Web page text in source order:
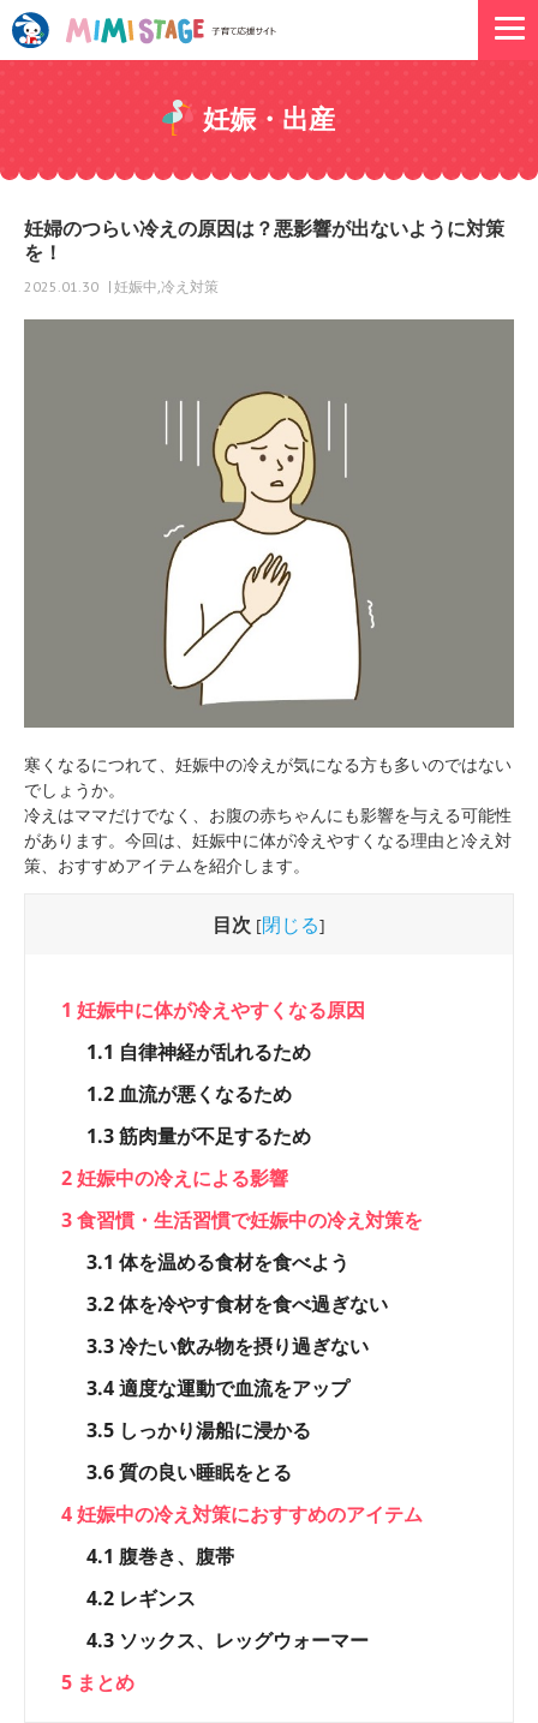
妊娠・出産
妊婦のつらい冷えの原因は？悪影響が出ないように対策
を！
2025.01.30 妊娠中 冷え対策
寒くなるにつれて、妊娠中の冷えが気になる方も多いのではない
でしょうか。
冷えはママだけでなく、お腹の赤ちゃんにも影響を与える可能性
があります。今回は、妊娠中に体が冷えやすくなる理由と冷え対
策、おすすめアイテムを紹介します。
目次 [閉じる]
1 妊娠中に体が冷えやすくなる原因
1.1 自律神経が乱れるため
1.2血流が悪くなるため
1.3筋肉量が不足するため
2妊娠中の冷えによる影響
3食習慣・生活習慣で妊娠中の冷え対策を
3.1 体を温める食材を食べよう
3.2体を冷やす食材を食べ過ぎない
3.3冷たい飲み物を摂り過ぎない
3.4適度な運動で血流をアップ
3.5 しっかり湯船に浸かる
3.6質の良い睡眠をとる
4妊娠中の冷え対策におすすめのアイテム
4.1 腹巻き、腹帯
4.2 レギンス
4.3 ソックス、レッグウォーマー
5 まとめ